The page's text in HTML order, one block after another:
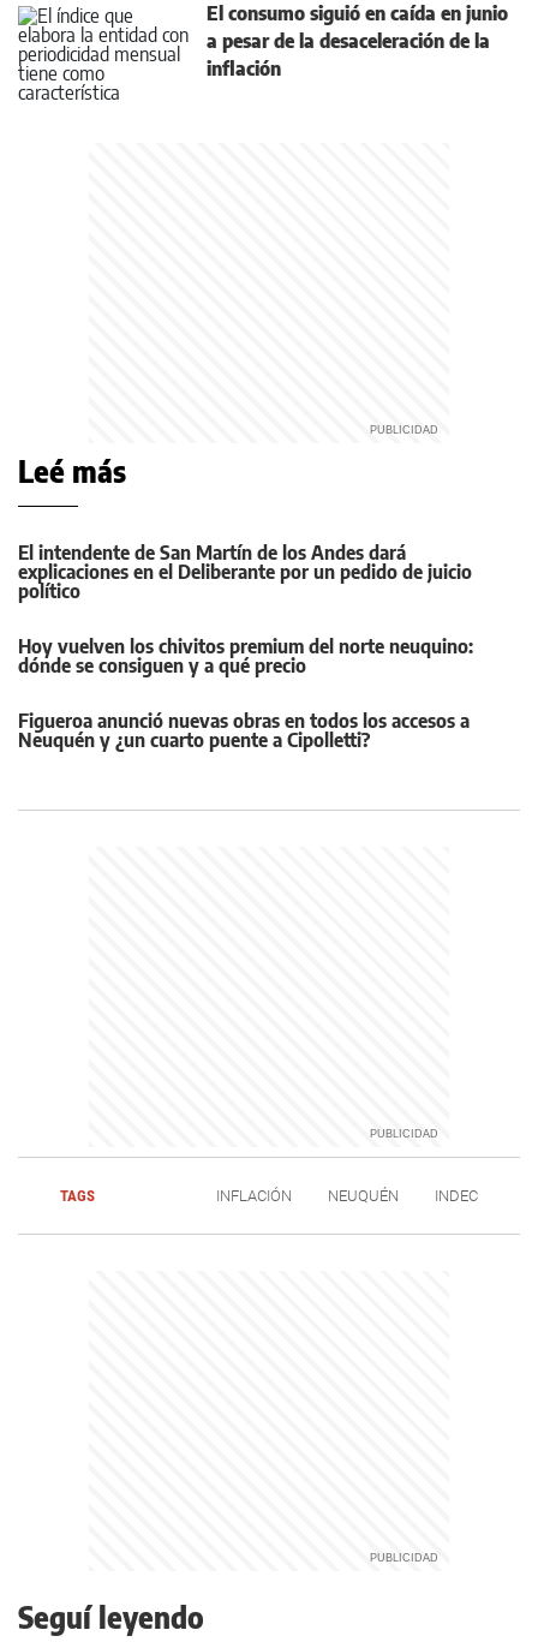
El consumo siguió en caída en junio
a pesar de la desaceleración de la
inflación
Leé más
El intendente de San Martín de los Andes dará
explicaciones en el Deliberante por un pedido de juicio
político
Hoy vuelven los chivitos premium del norte neuquino:
dónde se consiguen y a qué precio
Figueroa anunció nuevas obras en todos los accesos a
Neuquén y ¿un cuarto puente a Cipolletti?
TAGS INFLACIÓN NEUQUÉN INDEC
Seguí leyendo